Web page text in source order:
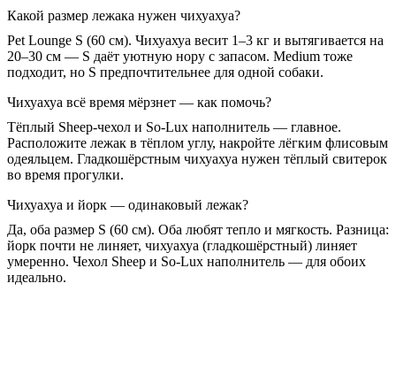
Какой размер лежака нужен чихуахуа?
Pet Lounge S (60 см). Чихуахуа весит 1–3 кг и вытягивается на
20–30 см — S даёт уютную нору с запасом. Medium тоже
подходит, но S предпочтительнее для одной собаки.
Чихуахуа всё время мёрзнет — как помочь?
Тёплый Sheep-чехол и So-Lux наполнитель — главное.
Расположите лежак в тёплом углу, накройте лёгким флисовым
одеяльцем. Гладкошёрстным чихуахуа нужен тёплый свитерок
во время прогулки.
Чихуахуа и йорк — одинаковый лежак?
Да, оба размер S (60 см). Оба любят тепло и мягкость. Разница:
йорк почти не линяет, чихуахуа (гладкошёрстный) линяет
умеренно. Чехол Sheep и So-Lux наполнитель — для обоих
идеально.